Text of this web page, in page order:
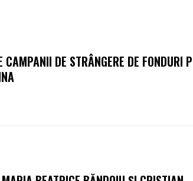
CAMPANII DE STRÂNGERE DE FONDURI